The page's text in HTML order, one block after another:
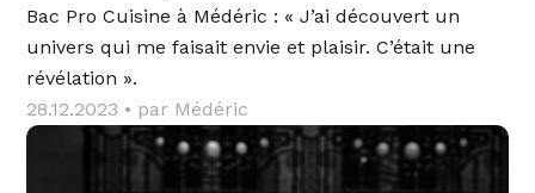
Qui sommes-
nous ?
Apprentissage
Cuisine
Pâtisserie
Traiteur
Informations
Candidatures
Mécénat
Bac Pro Cuisine à Médéric : « J’ai découvert un
univers qui me faisait envie et plaisir. C’était une
révélation ».
28.12.2023 • par Médéric